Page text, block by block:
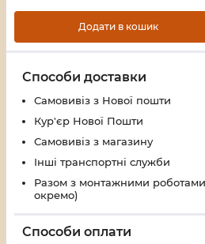
Додати в кошик
Способи доставки
Самовивіз з Нової пошти
Кур'єр Нової Пошти
Самовивіз з магазину
Інші транспортні служби
Разом з монтажними роботами
окремо)
Способи оплати